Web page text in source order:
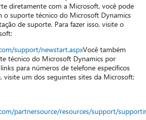
diretamente com a Microsoft, você pode
o suporte técnico do Microsoft Dynamics
de suporte. Para fazer isso, visite o
support/newstart.aspxVocê também
técnico do Microsoft Dynamics por
para números de telefone específicos
visite um dos seguintes sites da Microsoft:
partnersource/resources/support/